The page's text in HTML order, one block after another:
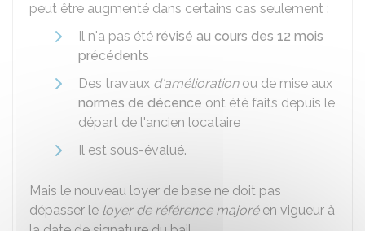
peut être augmenté dans certains cas seulement :
Il n'a pas été révisé au cours des 12 mois
précédents
Des travaux d'améliorationou de mise aux
normes de décence ont été faits depuis le
départ de l'ancien locataire
Il est sous-évalué.
Mais le nouveau loyer de base ne doit pas
dépasser le loyer de référence majoréen vigueur à